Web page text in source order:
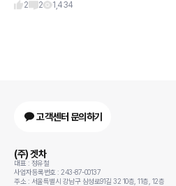
2 2 1,434
고객센터 문의하기
(주) 겟차
대표 : 정유철
사업자등록번호 : 243-87-00137
주소 : 서울특별시 강남구 삼성로91길 32 10층, 11층, 12층